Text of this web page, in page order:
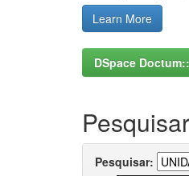
Learn More
DSpace
Pesquisar
Pesquisar: